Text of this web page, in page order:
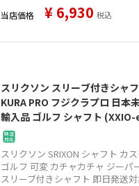
当店価格 ¥ 6,930 税込
スリクソン スリーブ付きシャ
KURA PRO フジクラプロ 日本
輸入品 ゴルフ シャフト
／Z785／Z765／Z565)
スリクソン SRIXON シャフト カ
ゴルフ 可変 カチャカチャ ジーパ
スリーブ付きシャフト 即日発送